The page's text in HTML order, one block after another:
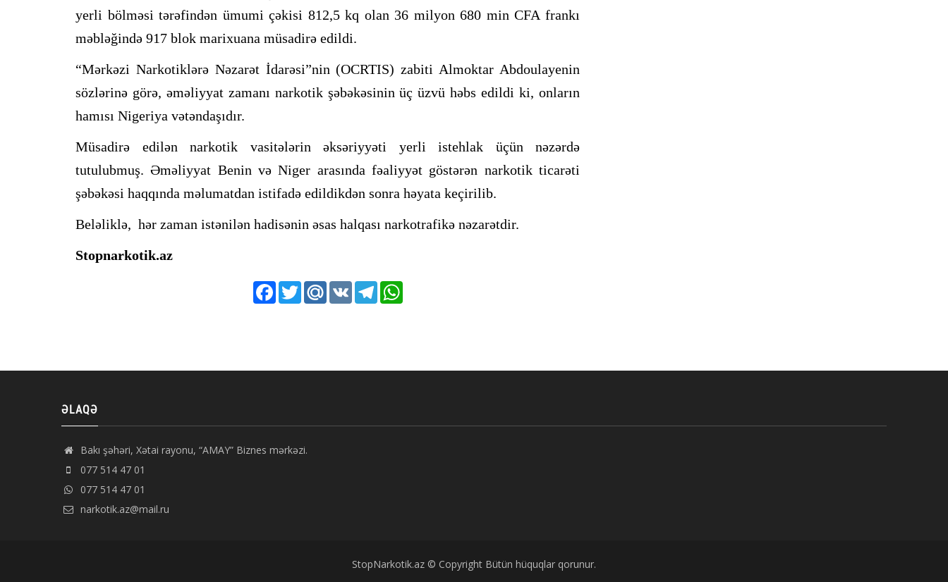
yerli bölməsi tərəfindən ümumi çəkisi 812,5 kq olan 36 milyon 680 min CFA frankı
məbləğində 917 blok marixuana müsadirə edildi.
“Mərkəzi Narkotiklərə Nəzarət İdarəsi”nin (OCRTIS) zabiti Almoktar Abdoulayenin
sözlərinə görə, əməliyyat zamanı narkotik şəbəkəsinin üç üzvü həbs edildi ki, onların
hamısı Nigeriya vətəndaşıdır.
Müsadirə edilən narkotik vasitələrin əksəriyyəti yerli istehlak üçün nəzərdə
tutulubmuş. Əməliyyat Benin və Niger arasında fəaliyyət göstərən narkotik ticarəti
şəbəkəsi haqqında məlumatdan istifadə edildikdən sonra həyata keçirilib.
Beləliklə, hər zaman istənilən hadisənin əsas halqası narkotrafikə nəzarətdir.
Stopnarkotik.az
FacebookTwitterMail.RuVK Telegram
ƏLAQƏ
Bakı şəhəri, Xətai rayonu, “AMAY” Biznes mərkəzi.
077 514 47 01
077 514 47 01
narkotik.az@mail.ru
StopNarkotik.az © Copyright Bütün hüquqlar qorunur.